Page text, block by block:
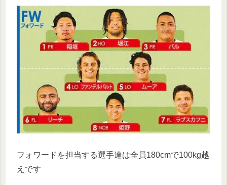
フォワードを担当する選手達は全員180cmで100kg越
えです